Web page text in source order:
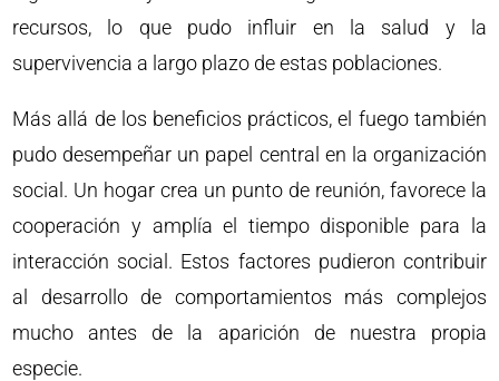
recursos, lo que pudo influir en la salud y la
supervivencia a largo plazo de estas poblaciones.
Más allá de los beneficios prácticos, el fuego también
pudo desempeñar un papel central en la organización
social. Un hogar crea un punto de reunión, favorece la
cooperación y amplía el tiempo disponible para la
interacción social. Estos factores pudieron contribuir
al desarrollo de comportamientos más complejos
mucho antes de la aparición de nuestra propia
especie.